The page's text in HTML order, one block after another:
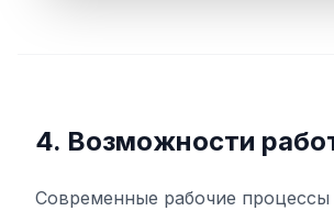
4. Возможности
Современные рабочие процессы